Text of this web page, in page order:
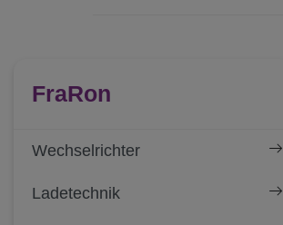
FraRon
Wechselrichter
Ladetechnik